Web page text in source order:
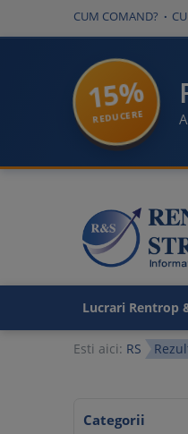
CUM COMAND?
15%
REDUCERE
Lucrari Rentrop
Esti aici: RS
Categorii